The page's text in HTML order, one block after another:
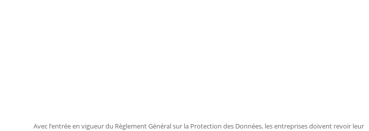
Avec l’entrée en vigueur du Règlement Général sur la Protection des Données, les entreprises doivent revoir leur